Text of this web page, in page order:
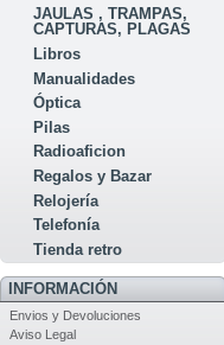
JAULAS , TRAMPAS,
CAPTURAS, PLAGAS
Libros
Manualidades
Óptica
Pilas
Radioaficion
Regalos y Bazar
Relojería
Telefonía
Tienda retro
INFORMACIÓN
Envios y Devoluciones
Aviso Legal